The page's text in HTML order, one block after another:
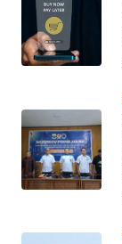
WN
SULTENG
WN
SULBAR
WN